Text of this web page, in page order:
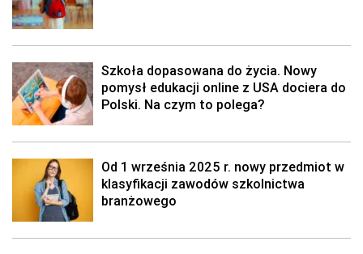
Szkoła dopasowana do życia. Nowy
pomysł edukacji online z USA dociera do
Polski. Na czym to polega?
Od 1 września 2025 r. nowy przedmiot w
klasyfikacji zawodów szkolnictwa
branżowego